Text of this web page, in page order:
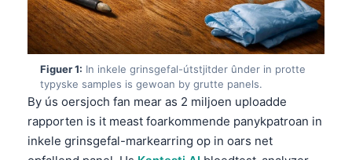
Figuer 1: In inkele grinsgefal-útstjitder ûnder in protte
typyske samples is gewoan by grutte panels.
By ús oersjoch fan mear as 2 miljoen uploadde
rapporten is it meast foarkommende panykpatroan in
inkele grinsgefal-markearring op in oars net